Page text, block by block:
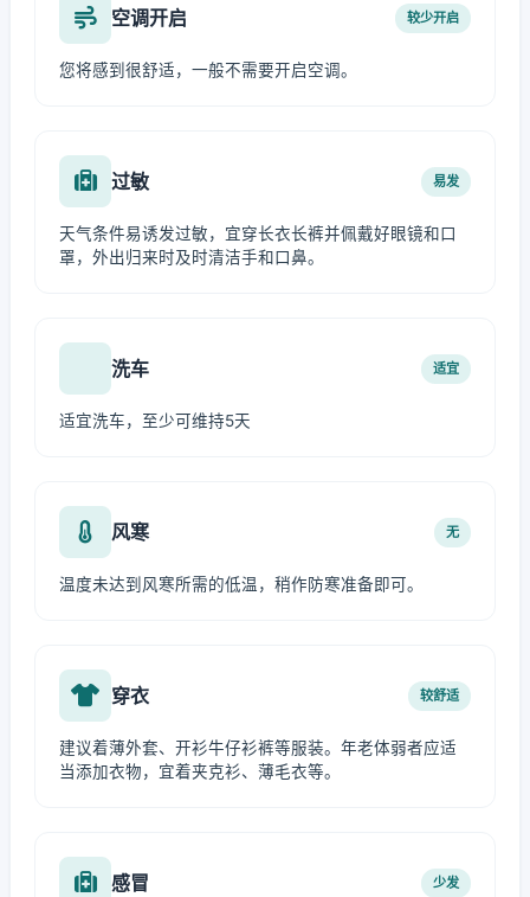
空调开启 较少开启
您将感到很舒适，一般不需要开启空调。
过敏 易发
天气条件易诱发过敏，宜穿长衣长裤并佩戴好眼镜和口
罩，外出归来时及时清洁手和口鼻。
洗车 适宜
适宜洗车，至少可维持5天
风寒 无
温度未达到风寒所需的低温，稍作防寒准备即可。
穿衣 较舒适
建议着薄外套、开衫牛仔衫裤等服装。年老体弱者应适
当添加衣物，宜着夹克衫、薄毛衣等。
感冒 少发